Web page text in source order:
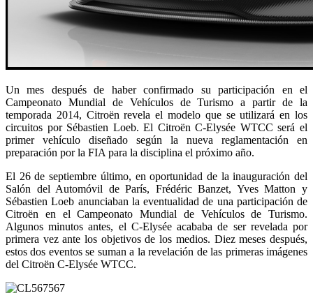
Un mes después de haber confirmado su participación en el
Campeonato Mundial de Vehículos de Turismo a partir de la
temporada 2014, Citroën revela el modelo que se utilizará en los
circuitos por Sébastien Loeb. El Citroën C-Elysée WTCC será el
primer vehículo diseñado según la nueva reglamentación en
preparación por la FIA para la disciplina el próximo año.
El 26 de septiembre último, en oportunidad de la inauguración del
Salón del Automóvil de París, Frédéric Banzet, Yves Matton y
Sébastien Loeb anunciaban la eventualidad de una participación de
Citroën en el Campeonato Mundial de Vehículos de Turismo.
Algunos minutos antes, el C-Elysée acababa de ser revelada por
primera vez ante los objetivos de los medios. Diez meses después,
estos dos eventos se suman a la revelación de las primeras imágenes
del Citroën C-Elysée WTCC.